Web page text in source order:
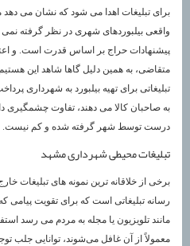
برای تبلیغات اهدا می شود که نشان می
واقعی بیلبوردهای شهری در نظر گرفته نمی
پیشنهادات حراج بر اساس قدرت است. و
متقاضی، به همین دلیل گاها شاهد این
تبلیغاتی برای تهیه بیلبورد به شهرداری
به صاحبان کالا می دهند، تفاوت چشمگیری
درست توسط شهر گرفته شده و کم نیست.
تبلیغات محیطی شهرداری مشهد
برخی از خلاقانه ترین نمونه های تبلیغات
رسانه تبلیغاتی است که برای تقویت پیامی
مانند تلویزیون یا مجله به مردم می رسد
معمولاً از آن غافل می‌شوند، توانایی جلب